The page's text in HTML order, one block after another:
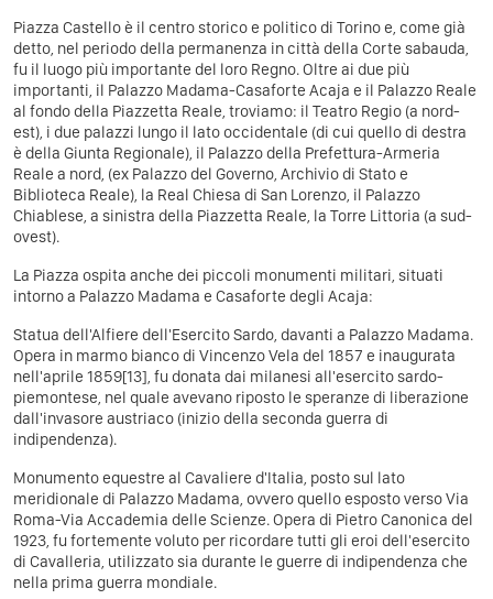
Piazza Castello è il centro storico e politico di Torino e, come già
detto, nel periodo della permanenza in città della Corte sabauda,
fu il luogo più importante del loro Regno. Oltre ai due più
importanti, il Palazzo Madama-Casaforte Acaja e il Palazzo Reale
al fondo della Piazzetta Reale, troviamo: il Teatro Regio (a nord-
est), i due palazzi lungo il lato occidentale (di cui quello di destra
è della Giunta Regionale), il Palazzo della Prefettura-Armeria
Reale a nord, (ex Palazzo del Governo, Archivio di Stato e
Biblioteca Reale), la Real Chiesa di San Lorenzo, il Palazzo
Chiablese, a sinistra della Piazzetta Reale, la Torre Littoria (a sud-
ovest).
La Piazza ospita anche dei piccoli monumenti militari, situati
intorno a Palazzo Madama e Casaforte degli Acaja:
Statua dell'Alfiere dell'Esercito Sardo, davanti a Palazzo Madama.
Opera in marmo bianco di Vincenzo Vela del 1857 e inaugurata
nell'aprile 1859[13], fu donata dai milanesi all'esercito sardo-
piemontese, nel quale avevano riposto le speranze di liberazione
dall'invasore austriaco (inizio della seconda guerra di
indipendenza).
Monumento equestre al Cavaliere d'Italia, posto sul lato
meridionale di Palazzo Madama, ovvero quello esposto verso Via
Roma-Via Accademia delle Scienze. Opera di Pietro Canonica del
1923, fu fortemente voluto per ricordare tutti gli eroi dell'esercito
di Cavalleria, utilizzato sia durante le guerre di indipendenza che
nella prima guerra mondiale.